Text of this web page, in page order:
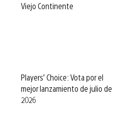
Viejo Continente
Players’ Choice: Vota por el
mejor lanzamiento de julio de
2026